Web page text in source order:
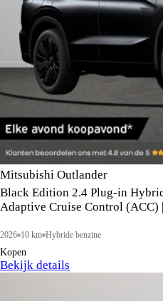
Mitsubishi Outlander
Black Edition 2.4 Plug-in
Adaptive Cruise Control
2026 10 km Hybride benzine
Kopen
Bekijk details